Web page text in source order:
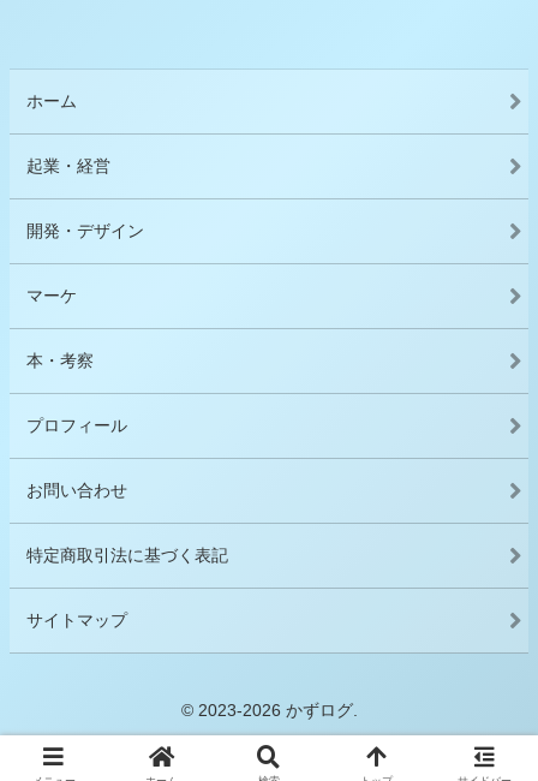
ホーム
起業・経営
開発・デザイン
マーケ
本・考察
プロフィール
お問い合わせ
特定商取引法に基づく表記
サイトマップ
© 2023-2026 かずログ.